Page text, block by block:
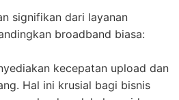
signifikan dari layanan
broadband biasa:
kecepatan upload dan
Hal ini krusial bagi bisnis